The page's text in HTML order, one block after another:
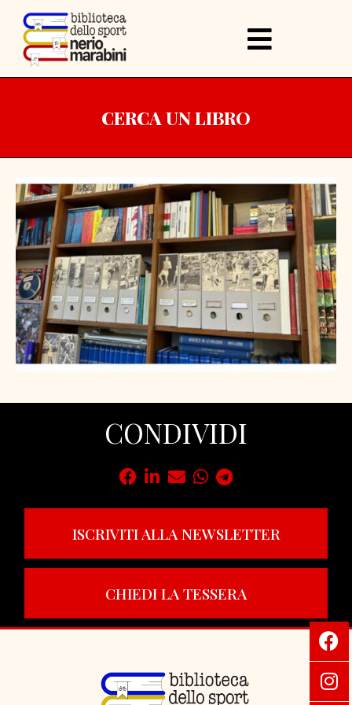
CERCA UN LIBRO
CONDIVIDI
ISCRIVITI ALLA NEWSLETTER
CHIEDI LA TESSERA